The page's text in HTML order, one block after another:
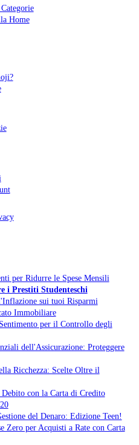
Home
per Ridurre le Spese Mensili
i Prestiti Studenteschi
sui tuoi Risparmi
Immobiliare
per il Controllo degli
dell'Assicurazione: Proteggere
Ricchezza: Scelte Oltre il
con la Carta di Credito
del Denaro: Edizione Teen!
Zero per Acquisti a Rate con Carta